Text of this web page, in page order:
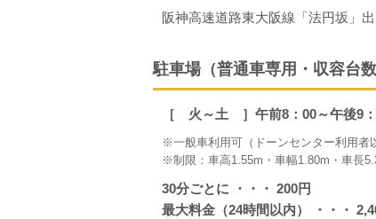
阪神高速道路東大阪線「法円坂」
駐車場（普通車専用・収容台数
［ 火～土 ］午前8：00～午後9
※一般車利用可（ドーンセンター利用者
※制限：車高1.55m・車幅1.80m・車長
30分ごとに ・・・ 200円
最大料金（24時間以内） ・・・